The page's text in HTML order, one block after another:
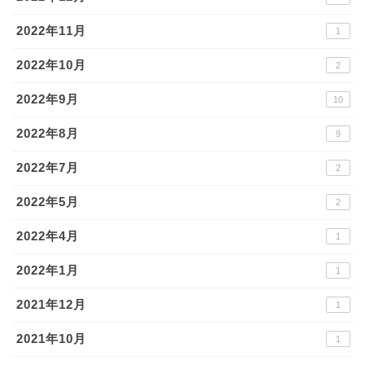
2022年11月 1
2022年10月 2
2022年9月 10
2022年8月 9
2022年7月 2
2022年5月 2
2022年4月 1
2022年1月 1
2021年12月 1
2021年10月 1